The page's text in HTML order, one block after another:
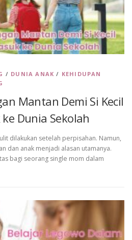
/ DUNIA ANAK / KEHIDUPAN
Mantan Demi Si Kecil
Dunia Sekolah
dilakukan setelah perpisahan. Namun,
dan anak menjadi alasan utamanya.
bagi seorang single mom dalam